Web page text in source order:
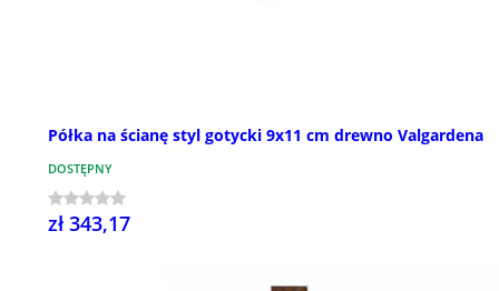
Półka na ścianę styl gotycki 9x11 cm drewno Valgardena
DOSTĘPNY
zł 343,17